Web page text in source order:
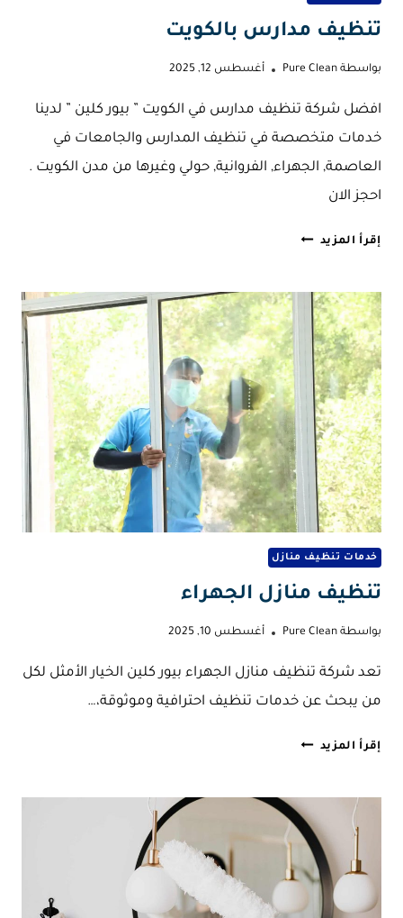
تنظيف مدارس بالكويت
بواسطة Pure Clean أغسطس 12, 2025
افضل شركة تنظيف مدارس في الكويت ” بيور كلين ” لدينا
خدمات متخصصة في تنظيف المدارس والجامعات في
العاصمة, الجهراء, الفروانية, حولي وغيرها من مدن الكويت .
احجز الان
إقرأ المزيد تنظيف
خدمات تنظيف منازل
تنظيف منازل الجهراء
بواسطة Pure Clean أغسطس 10, 2025
تعد شركة تنظيف منازل الجهراء بيور كلين الخيار الأمثل لكل
من يبحث عن خدمات تنظيف احترافية وموثوقة،…
إقرأ المزيد تنظيف